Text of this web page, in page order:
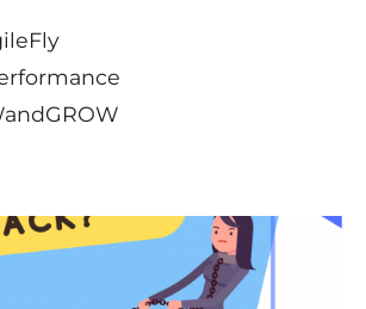
andGROW